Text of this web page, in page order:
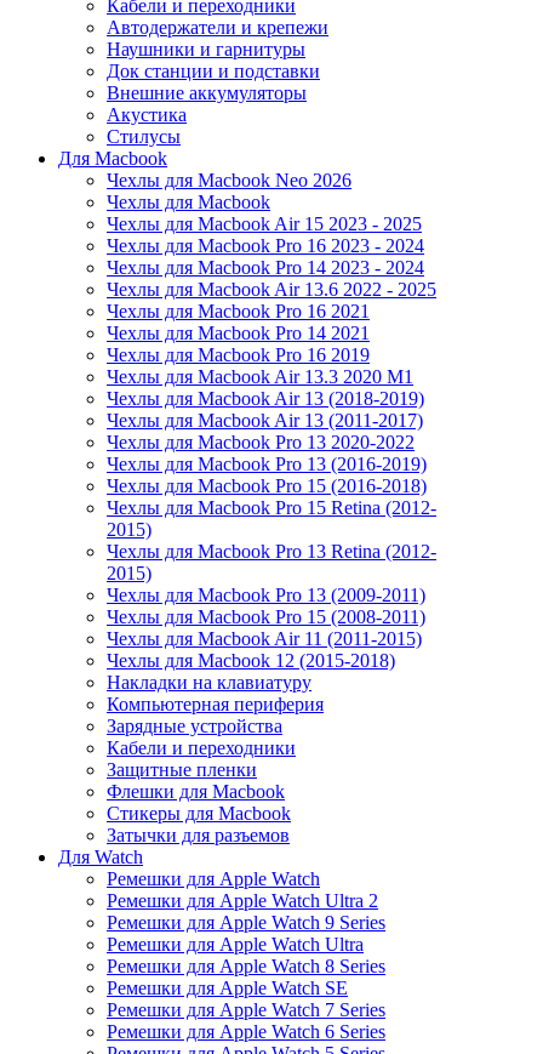
Кабели и переходники
Автодержатели и крепежи
Наушники и гарнитуры
Док станции и подставки
Внешние аккумуляторы
Акустика
Стилусы
Для Macbook
Чехлы для Macbook Neo 2026
Чехлы для Macbook
Чехлы для Macbook Air 15 2023 - 2025
Чехлы для Macbook Pro 16 2023 - 2024
Чехлы для Macbook Pro 14 2023 - 2024
Чехлы для Macbook Air 13.6 2022 - 2025
Чехлы для Macbook Pro 16 2021
Чехлы для Macbook Pro 14 2021
Чехлы для Macbook Pro 16 2019
Чехлы для Macbook Air 13.3 2020 M1
Чехлы для Macbook Air 13 (2018-2019)
Чехлы для Macbook Air 13 (2011-2017)
Чехлы для Macbook Pro 13 2020-2022
Чехлы для Macbook Pro 13 (2016-2019)
Чехлы для Macbook Pro 15 (2016-2018)
Чехлы для Macbook Pro 15 Retina (2012-
2015)
Чехлы для Macbook Pro 13 Retina (2012-
2015)
Чехлы для Macbook Pro 13 (2009-2011)
Чехлы для Macbook Pro 15 (2008-2011)
Чехлы для Macbook Air 11 (2011-2015)
Чехлы для Macbook 12 (2015-2018)
Накладки на клавиатуру
Компьютерная периферия
Зарядные устройства
Кабели и переходники
Защитные пленки
Флешки для Macbook
Стикеры для Macbook
Затычки для разъемов
Для Watch
Ремешки для Apple Watch
Ремешки для Apple Watch Ultra 2
Ремешки для Apple Watch 9 Series
Ремешки для Apple Watch Ultra
Ремешки для Apple Watch 8 Series
Ремешки для Apple Watch SE
Ремешки для Apple Watch 7 Series
Ремешки для Apple Watch 6 Series